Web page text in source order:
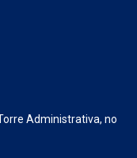
Administrativa, no